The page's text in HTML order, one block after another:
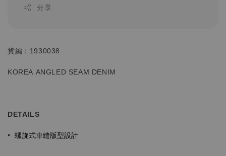
分享
貨編：1930038
KOREA ANGLED SEAM DENIM
DETAILS
• 螺旋式車縫版型設計